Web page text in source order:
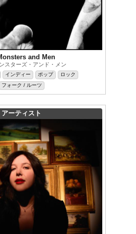
and Men
スターズ・アンド・メン
インディー ポップ
ロック
フォーク / ルーツ
アーティスト